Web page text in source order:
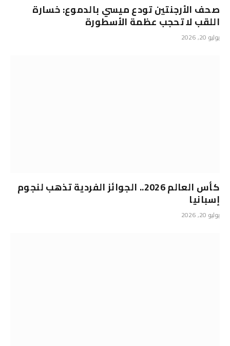
صحف الأرجنتين تودع ميسي بالدموع: خسارة
اللقب لا تحجب عظمة الأسطورة
يوليو 20, 2026
كأس العالم 2026.. الجوائز الفردية تذهب لنجوم
إسبانيا
يوليو 20, 2026